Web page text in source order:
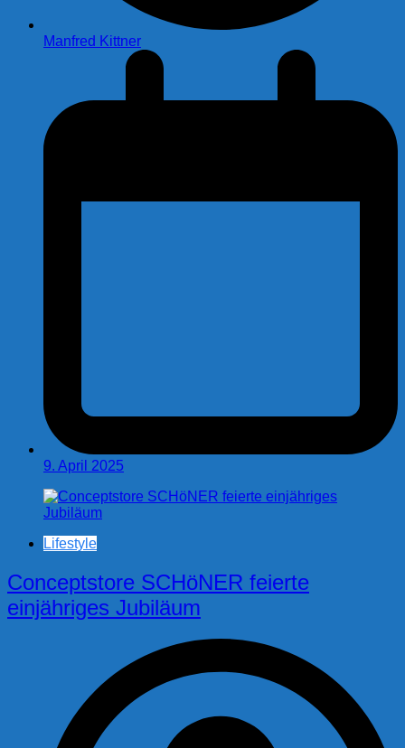
Manfred Kittner
9. April 2025
Lifestyle
Conceptstore SCHöNER feierte
einjähriges Jubiläum